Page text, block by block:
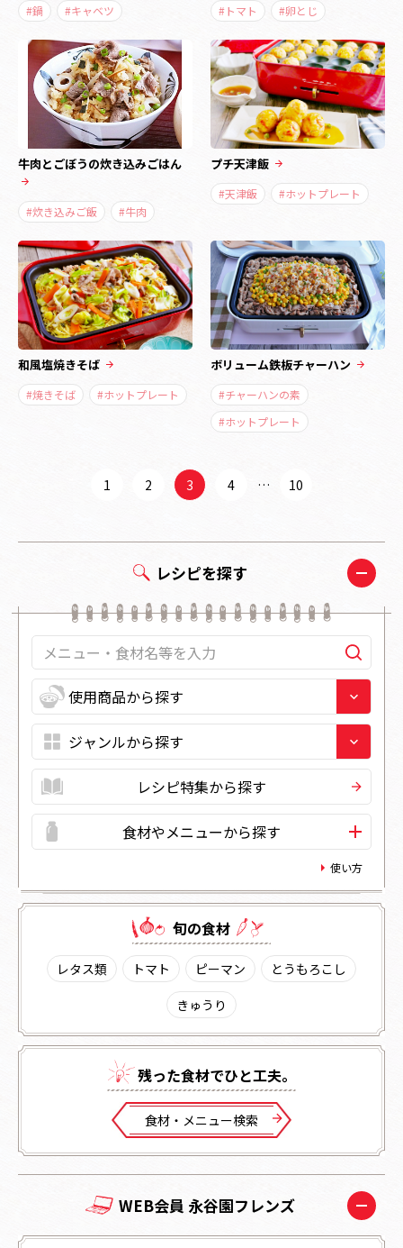
#鍋 #キャベツ #トマト #卵とじ
牛肉とごぼうの炊き込みごはん
#炊き込みご飯 #牛肉
プチ天津飯
#天津飯 #ホットプレート
和風塩焼きそば
#焼きそば #ホットプレート
ボリューム鉄板チャーハン
#チャーハンの素
#ホットプレート
1 2 3 4 … 10
レシピを探す
レシピ特集から探す
食材やメニューから探す
使い方
旬の⾷材
レタス類 トマト ピーマン
とうもろこし
きゅうり
残った⾷材でひと⼯夫。
⾷材・メニュー検索
WEB会員 永谷園フレンズ